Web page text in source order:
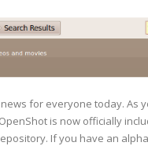
for everyone today. As
is now officially
If you have an